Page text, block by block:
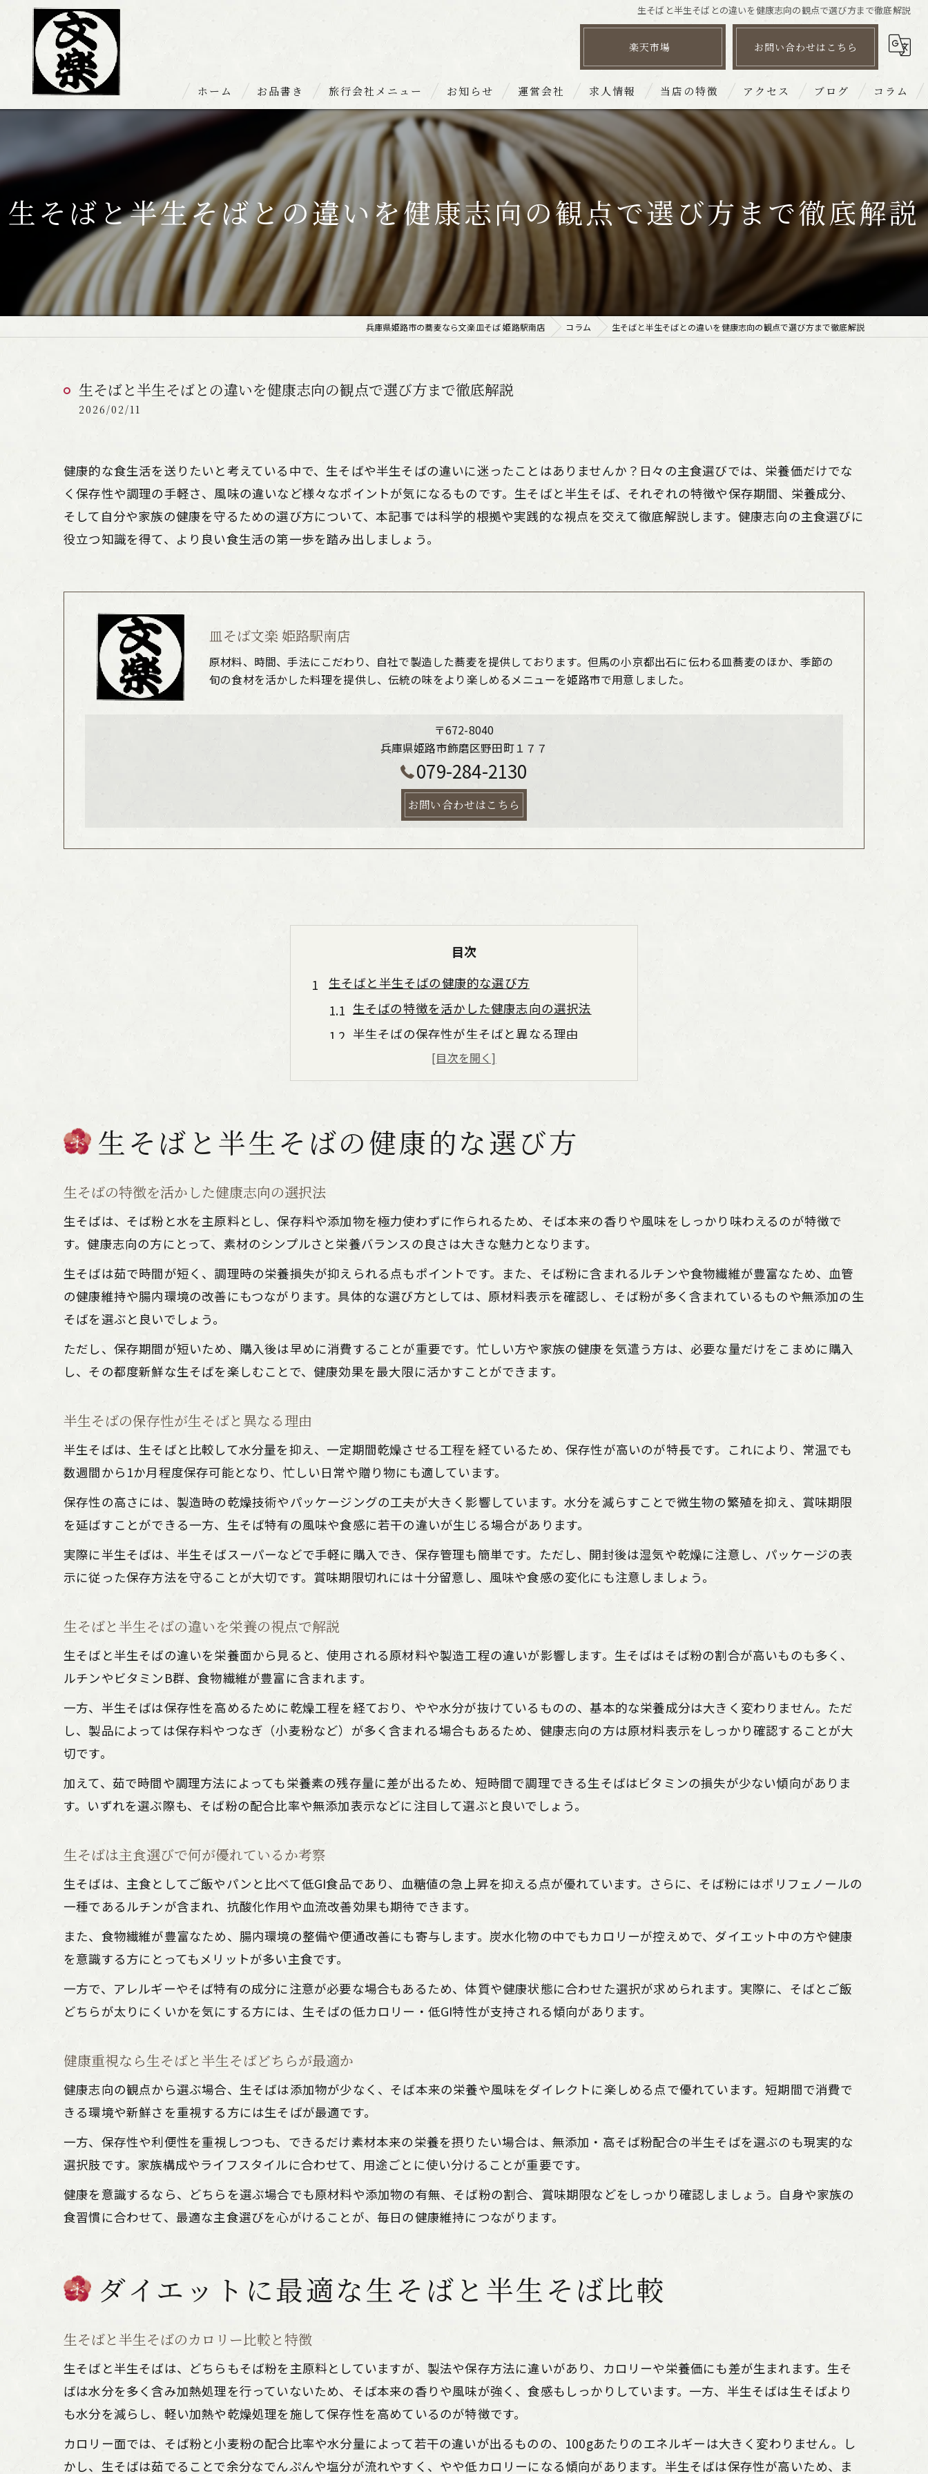
生そばと半生そばとの違いを健康志向の観点で選び方まで徹底解説
楽天市場 お問い合わせはこちら
ホーム お品書き
お持ち帰り お品書き
旅行会社メニュー お知らせ 運営会社 求人情報 当店の特徴
そば
だし
団体
アクセス
皿そば文楽 姫路駅南店
皿そば文楽 赤穂店
皿そば文楽 奈良東向通店
ブログ コラム
生そばと半生そばとの違いを健康志向の観点で選び方まで徹底解説
兵庫県姫路市の蕎麦なら文楽皿そば 姫路駅南店 コラム 生そばと半生そばとの違いを健康志向の観点で選び方まで徹底解説
生そばと半生そばとの違いを健康志向の観点で選び方まで徹底解説
2026/02/11
健康的な食生活を送りたいと考えている中で、生そばや半生そばの違いに迷ったことはありませんか？日々の主食選びでは、栄養価だけでな
く保存性や調理の手軽さ、風味の違いなど様々なポイントが気になるものです。生そばと半生そば、それぞれの特徴や保存期間、栄養成分、
そして自分や家族の健康を守るための選び方について、本記事では科学的根拠や実践的な視点を交えて徹底解説します。健康志向の主食選びに
役立つ知識を得て、より良い食生活の第一歩を踏み出しましょう。
皿そば文楽 姫路駅南店
原材料、時間、手法にこだわり、自社で製造した蕎麦を提供しております。但馬の小京都出石に伝わる皿蕎麦のほか、季節の
旬の食材を活かした料理を提供し、伝統の味をより楽しめるメニューを姫路市で用意しました。
〒672-8040
兵庫県姫路市飾磨区野田町１７７
079-284-2130
お問い合わせはこちら
目次
生そばと半生そばの健康的な選び方
生そばの特徴を活かした健康志向の選択法
半生そばの保存性が生そばと異なる理由
生そばと半生そばの違いを栄養の視点で解説
生そばは主食選びで何が優れているか考察
ダイエットに最適な生そばと半生そば比較
生そばと半生そばのカロリー比較と特徴
ダイエット中に生そばを選ぶメリット
半生そばはダイエット向きか詳しく解説
生そばと半生そばのGI値に注目した違い
保存性と風味から見るそばの違い
半生そばの保存性と生そばの味わい比較
生そばは保存方法で風味がどう変わるか
半生そばの茹で時間と手軽さを解説
生そばと比べた半生そばの茹で時間の違い
半生そばは忙しい日に手軽な理由とは
生そばと半生そばの調理時間比較で見る利便性
半生そばのおすすめ調理法と手軽さのポイント
生そば派にも役立つ半生そば調理のコツ
生そばの食物繊維と半生そばの違いを解析
ビタミンB群は生そばに豊富か半生そばか
健康効果で選ぶなら生そばと半生そばどちら
生そばが栄養バランスで優れる理由を解説
生そば・半生そばの違いと日常使いの利点
生そばと乾麺の違いがもたらす生活面の差
半生そばと生そばの使い分けで得する食卓
生そばと半生そばの健康的な選び方
生そばの特徴を活かした健康志向の選択法
生そばは、そば粉と水を主原料とし、保存料や添加物を極力使わずに作られるため、そば本来の香りや風味をしっかり味わえるのが特徴で
す。健康志向の方にとって、素材のシンプルさと栄養バランスの良さは大きな魅力となります。
生そばは茹で時間が短く、調理時の栄養損失が抑えられる点もポイントです。また、そば粉に含まれるルチンや食物繊維が豊富なため、血管
の健康維持や腸内環境の改善にもつながります。具体的な選び方としては、原材料表示を確認し、そば粉が多く含まれているものや無添加の生
そばを選ぶと良いでしょう。
ただし、保存期間が短いため、購入後は早めに消費することが重要です。忙しい方や家族の健康を気遣う方は、必要な量だけをこまめに購入
し、その都度新鮮な生そばを楽しむことで、健康効果を最大限に活かすことができます。
半生そばの保存性が生そばと異なる理由
半生そばは、生そばと比較して水分量を抑え、一定期間乾燥させる工程を経ているため、保存性が高いのが特長です。これにより、常温でも
数週間から1か月程度保存可能となり、忙しい日常や贈り物にも適しています。
保存性の高さには、製造時の乾燥技術やパッケージングの工夫が大きく影響しています。水分を減らすことで微生物の繁殖を抑え、賞味期限
を延ばすことができる一方、生そば特有の風味や食感に若干の違いが生じる場合があります。
実際に半生そばは、半生そばスーパーなどで手軽に購入でき、保存管理も簡単です。ただし、開封後は湿気や乾燥に注意し、パッケージの表
示に従った保存方法を守ることが大切です。賞味期限切れには十分留意し、風味や食感の変化にも注意しましょう。
生そばと半生そばの違いを栄養の視点で解説
生そばと半生そばの違いを栄養面から見ると、使用される原材料や製造工程の違いが影響します。生そばはそば粉の割合が高いものも多く、
ルチンやビタミンB群、食物繊維が豊富に含まれます。
一方、半生そばは保存性を高めるために乾燥工程を経ており、やや水分が抜けているものの、基本的な栄養成分は大きく変わりません。ただ
し、製品によっては保存料やつなぎ（小麦粉など）が多く含まれる場合もあるため、健康志向の方は原材料表示をしっかり確認することが大
切です。
加えて、茹で時間や調理方法によっても栄養素の残存量に差が出るため、短時間で調理できる生そばはビタミンの損失が少ない傾向がありま
す。いずれを選ぶ際も、そば粉の配合比率や無添加表示などに注目して選ぶと良いでしょう。
生そばは主食選びで何が優れているか考察
生そばは、主食としてご飯やパンと比べて低GI食品であり、血糖値の急上昇を抑える点が優れています。さらに、そば粉にはポリフェノールの
一種であるルチンが含まれ、抗酸化作用や血流改善効果も期待できます。
また、食物繊維が豊富なため、腸内環境の整備や便通改善にも寄与します。炭水化物の中でもカロリーが控えめで、ダイエット中の方や健康
を意識する方にとってもメリットが多い主食です。
一方で、アレルギーやそば特有の成分に注意が必要な場合もあるため、体質や健康状態に合わせた選択が求められます。実際に、そばとご飯
どちらが太りにくいかを気にする方には、生そばの低カロリー・低GI特性が支持される傾向があります。
健康重視なら生そばと半生そばどちらが最適か
健康志向の観点から選ぶ場合、生そばは添加物が少なく、そば本来の栄養や風味をダイレクトに楽しめる点で優れています。短期間で消費で
きる環境や新鮮さを重視する方には生そばが最適です。
一方、保存性や利便性を重視しつつも、できるだけ素材本来の栄養を摂りたい場合は、無添加・高そば粉配合の半生そばを選ぶのも現実的な
選択肢です。家族構成やライフスタイルに合わせて、用途ごとに使い分けることが重要です。
健康を意識するなら、どちらを選ぶ場合でも原材料や添加物の有無、そば粉の割合、賞味期限などをしっかり確認しましょう。自身や家族の
食習慣に合わせて、最適な主食選びを心がけることが、毎日の健康維持につながります。
ダイエットに最適な生そばと半生そば比較
生そばと半生そばのカロリー比較と特徴
生そばと半生そばは、どちらもそば粉を主原料としていますが、製法や保存方法に違いがあり、カロリーや栄養価にも差が生まれます。生そ
ばは水分を多く含み加熱処理を行っていないため、そば本来の香りや風味が強く、食感もしっかりしています。一方、半生そばは生そばより
も水分を減らし、軽い加熱や乾燥処理を施して保存性を高めているのが特徴です。
カロリー面では、そば粉と小麦粉の配合比率や水分量によって若干の違いが出るものの、100gあたりのエネルギーは大きく変わりません。し
かし、生そばは茹でることで余分なでんぷんや塩分が流れやすく、やや低カロリーになる傾向があります。半生そばは保存性が高いため、ま
ご購入はこちら
ご購入はこちら